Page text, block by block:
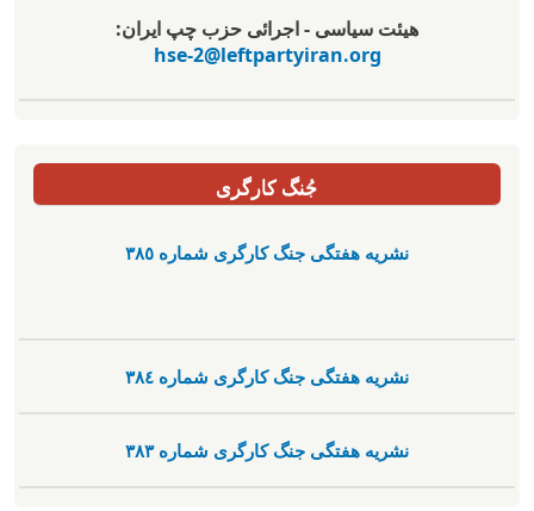
هیئت سیاسی - اجرائی حزب چپ ایران:
hse-2@leftpartyiran.org
جُنگ کارگری
نشریە هفتگی جنگ کارگری شمارە ٣٨٥
نشریە هفتگی جنگ کارگری شمارە ٣٨٤
نشریە هفتگی جنگ کارگری شمارە ٣٨٣